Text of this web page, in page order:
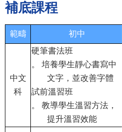
補底課程
範疇 初中
中文
科
硬筆書法班
。 培養學生靜心書寫中
文字，並改善字體
試前溫習班
。 教導學生溫習方法，
提升溫習效能